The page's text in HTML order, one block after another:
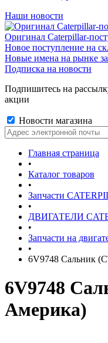
Наши новости
Оригинал Caterpillar-
Новое поступление на
Новые имена на рынке
Подписка на новости
Подпишитесь на
акции
Новости магазина
Главная страница
•
Каталог товаров
•
Запчасти
•
ДВИГАТЕЛИ
•
Запчасти на
•
6V9748 Сальник
6V9748
Америка)